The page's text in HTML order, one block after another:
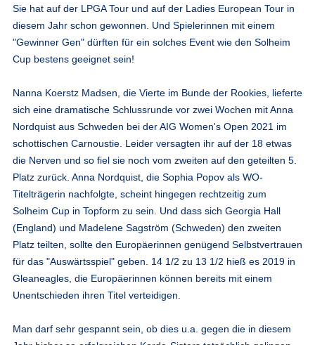
Sie hat auf der LPGA Tour und auf der Ladies European Tour in
diesem Jahr schon gewonnen. Und Spielerinnen mit einem
"Gewinner Gen" dürften für ein solches Event wie den Solheim
Cup bestens geeignet sein!
Nanna Koerstz Madsen, die Vierte im Bunde der Rookies, lieferte
sich eine dramatische Schlussrunde vor zwei Wochen mit Anna
Nordquist aus Schweden bei der AIG Women's Open 2021 im
schottischen Carnoustie. Leider versagten ihr auf der 18 etwas
die Nerven und so fiel sie noch vom zweiten auf den geteilten 5.
Platz zurück. Anna Nordquist, die Sophia Popov als WO-
Titelträgerin nachfolgte, scheint hingegen rechtzeitig zum
Solheim Cup in Topform zu sein. Und dass sich Georgia Hall
(England) und Madelene Sagström (Schweden) den zweiten
Platz teilten, sollte den Europäerinnen genügend Selbstvertrauen
für das "Auswärtsspiel" geben. 14 1/2 zu 13 1/2 hieß es 2019 in
Gleaneagles, die Europäerinnen können bereits mit einem
Unentschieden ihren Titel verteidigen.
Man darf sehr gespannt sein, ob dies u.a. gegen die in diesem